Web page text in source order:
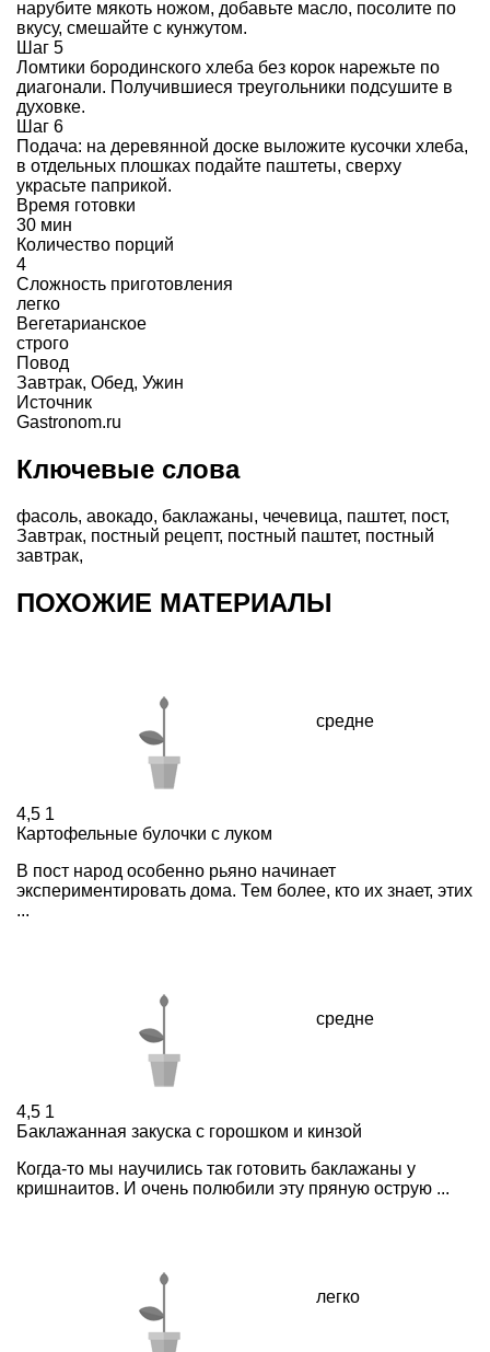
нарубите мякоть ножом, добавьте масло, посолите по
вкусу, смешайте с кунжутом.
Шаг 5
Ломтики бородинского хлеба без корок нарежьте по
диагонали. Получившиеся треугольники подсушите в
духовке.
Шаг 6
Подача: на деревянной доске выложите кусочки хлеба,
в отдельных плошках подайте паштеты, сверху
украсьте паприкой.
Время готовки
30 мин
Количество порций
4
Сложность приготовления
легко
Вегетарианское
строго
Повод
Завтрак, Обед, Ужин
Источник
Gastronom.ru
Ключевые слова
фасоль, авокадо, баклажаны, чечевица, паштет, пост,
Завтрак, постный рецепт, постный паштет, постный
завтрак,
ПОХОЖИЕ МАТЕРИАЛЫ
средне
4,5 1
Картофельные булочки с луком
В пост народ особенно рьяно начинает
экспериментировать дома. Тем более, кто их знает, этих
...
средне
4,5 1
Баклажанная закуска с горошком и кинзой
Когда-то мы научились так готовить баклажаны у
кришнаитов. И очень полюбили эту пряную острую ...
легко